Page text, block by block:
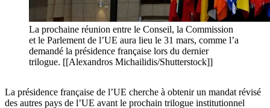
La prochaine réunion entre le Conseil, la Commission
et le Parlement de l’UE aura lieu le 31 mars, comme l’a
demandé la présidence française lors du dernier
trilogue. [[Alexandros Michailidis/Shutterstock]]
La présidence française de l’UE cherche à obtenir un mandat révisé
des autres pays de l’UE avant le prochain trilogue institutionnel